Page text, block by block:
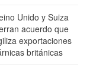
Unido y Suiza
acuerdo que
exportaciones
británicas